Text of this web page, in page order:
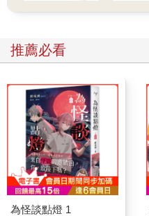
推薦必看
為怪談點燈 1